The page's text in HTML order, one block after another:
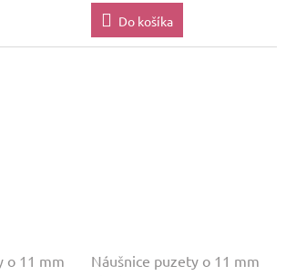
Do košíka
o 11 mm
Náušnice puzety o 11 mm